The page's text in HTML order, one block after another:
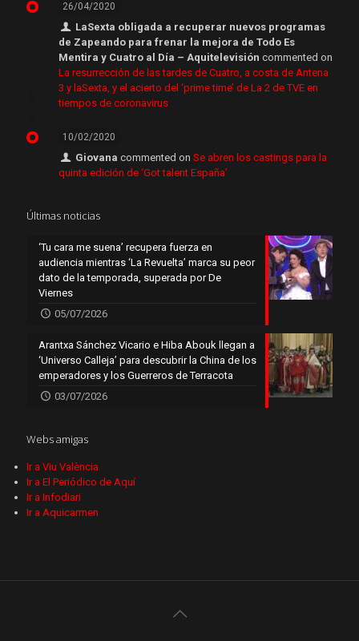
26/04/2020
LaSexta obligada a recuperar nuevos programas
de Zapeando para frenar la mejora de Todo Es
Mentira y Cuatro al Día – Aquitelevisión commented on
La resurrección de las tardes de Cuatro, a costa de Antena
3 y laSexta, y el acierto del ‘prime time’ de La 2 de TVE en
tiempos de coronavirus
10/02/2020
Giovana commented onSe abren los castings para la
quinta edición de ‘Got talent España’
Últimas noticias
‘Tu cara me suena’ recupera fuerza en
audiencia mientras ‘La Revuelta’ marca su peor
dato de la temporada, superada por De
Viernes
05/07/2026
Arantxa Sánchez Vicario e Hiba Abouk llegan a
‘Universo Calleja’ para descubrir la China de los
emperadores y los Guerreros de Terracota
03/07/2026
Webs amigas
Ir a Viu València
Ir a El Periódico de Aquí
Ir a Infodiari
Ir a Aquicarmen